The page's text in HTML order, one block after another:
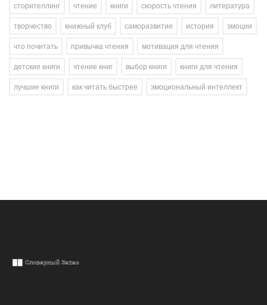
сторителлинг чтение книги скорость чтения
литература
творчество
книжный клуб саморазвитие история
эмоции
что почитать
привычка чтения
мотивация для чтения
детские книги
чтение книг выбор книги
книги для чтения
лучшие книги
как читать быстрее эмоциональный интеллект